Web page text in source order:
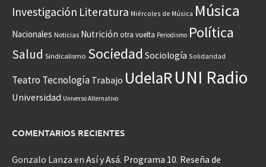
Investigación Literatura Miércoles de Música Música
Nacionales Noticias Nutrición otra vuelta Periodismo Política
Salud Sindicalismo Sociedad Sociología Solidaridad
Teatro Tecnología Trabajo UdelaRUNI Radio
Universidad Universo Alternativo
COMENTARIOS RECIENTES
Gonzalo Lanza en Así y Asá. Programa 10. Reseña de